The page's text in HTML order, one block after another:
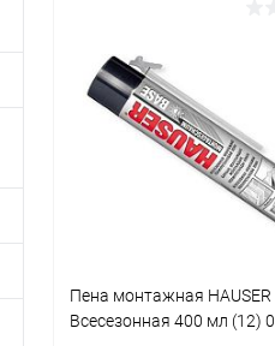
Пена монтажная HAUSER
Всесезонная 400 мл (12)